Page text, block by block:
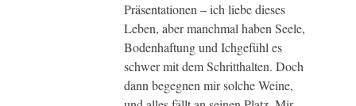
Präsentationen – ich liebe dieses
Leben, aber manchmal haben Seele,
Bodenhaftung und Ichgefühl es
schwer mit dem Schritthalten. Doch
dann begegnen mir solche Weine,